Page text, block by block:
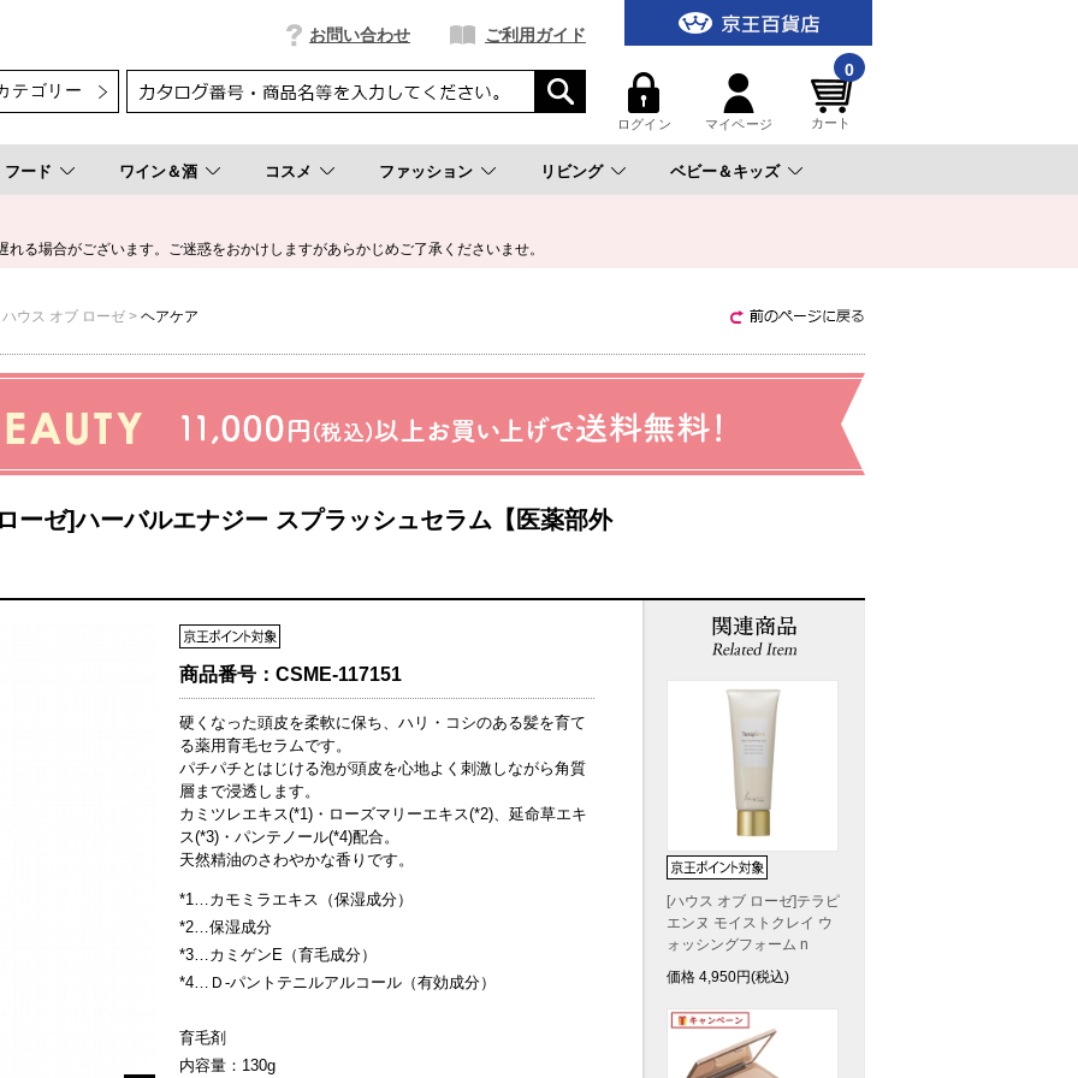
お問い合わせ ご利用ガイド
ログイン マイページ
0
カート
フード ワイン＆酒 コスメ ファッション リビング ベビー＆キッズ
る場合がございます。ご迷惑をおかけしますがあらかじめご了承くださいませ。
ウス オブ ローゼ ヘアケア
ーゼ]ハーバルエナジー スプラッシュセラム【医薬部外
商品番号： CSME-117151
硬くなった頭皮を柔軟に保ち、ハリ・コシのある髪を育て
る薬用育毛セラムです。
パチパチとはじける泡が頭皮を心地よく刺激しながら角質
層まで浸透します。
カミツレエキス(*1)・ローズマリーエキス(*2)、延命草エキ
ス(*3)・パンテノール(*4)配合。
天然精油のさわやかな香りです。
*1…カモミラエキス（保湿成分）
*2…保湿成分
*3…カミゲンE（育毛成分）
*4…Ｄ-パントテニルアルコール（有効成分）
育毛剤
内容量：130g
[ハウス オブ ローゼ]テラピ
エンヌ モイストクレイ ウ
ォッシングフォーム n
価格 4,950円(税込)